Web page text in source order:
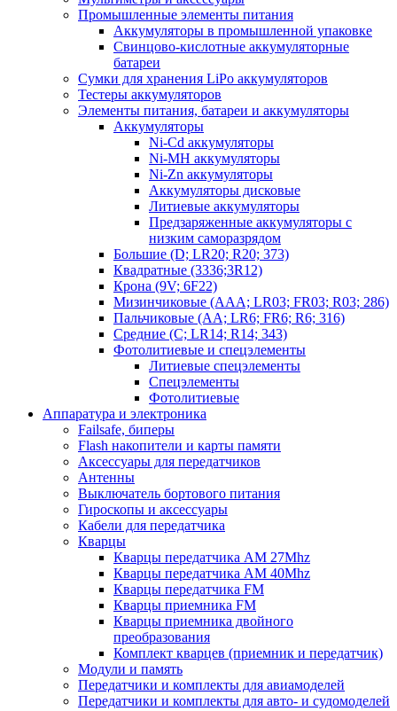
Промышленные элементы питания
Аккумуляторы в промышленной упаковке
Свинцово-кислотные аккумуляторные
батареи
Сумки для хранения LiPo аккумуляторов
Тестеры аккумуляторов
Элементы питания, батареи и аккумуляторы
Аккумуляторы
Ni-Cd аккумуляторы
Ni-MH аккумуляторы
Ni-Zn аккумуляторы
Аккумуляторы дисковые
Литиевые аккумуляторы
Предзаряженные аккумуляторы с
низким саморазрядом
Большие (D; LR20; R20; 373)
Квадратные (3336;3R12)
Крона (9V; 6F22)
Мизинчиковые (AAA; LR03; FR03; R03; 286)
Пальчиковые (AA; LR6; FR6; R6; 316)
Средние (C; LR14; R14; 343)
Фотолитиевые и спецэлементы
Литиевые спецэлементы
Спецэлементы
Фотолитиевые
Аппаратура и электроника
Failsafe, биперы
Flash накопители и карты памяти
Аксессуары для передатчиков
Антенны
Выключатель бортового питания
Гироскопы и аксессуары
Кабели для передатчика
Кварцы
Кварцы передатчика AM 27Mhz
Кварцы передатчика AM 40Mhz
Кварцы передатчика FM
Кварцы приемника FM
Кварцы приемника двойного
преобразования
Комплект кварцев (приемник и передатчик)
Модули и память
Передатчики и комплекты для авиамоделей
Передатчики и комплекты для авто- и судомоделей